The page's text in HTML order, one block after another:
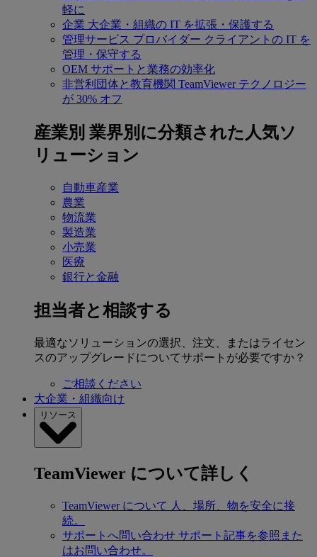
軽に
企業 大企業・組織の IT を拡張・保護する
管理サービス プロバイダー クライアントの IT を
管理・保守する
OEM サポートと業務の効率化
非営利団体と教育機関 TeamViewer テクノロジー
が 30% オフ
産業別 業界別に分類された人気ソ
リューション
自動車産業
農業
物流業
製造業
小売業
医療
銀行と金融
担当者と相談する
最適なソリューションの選択、注文、またはライセン
スのアップグレードについてサポートが必要ですか？
ご相談ください
大企業・組織向け
リソース
TeamViewer について詳しく
TeamViewer について 人、場所、物を安全に接
続。
サポートへ問い合わせ サポート記事を参照また
はお問い合わせ。